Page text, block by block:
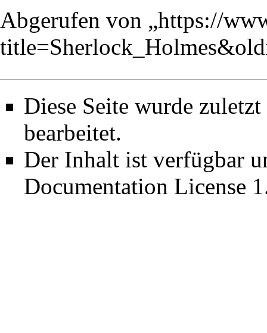
Abgerufen von „https://
Diese Seite wurde
bearbeitet.
Der Inhalt ist verfügbar
Documentation License